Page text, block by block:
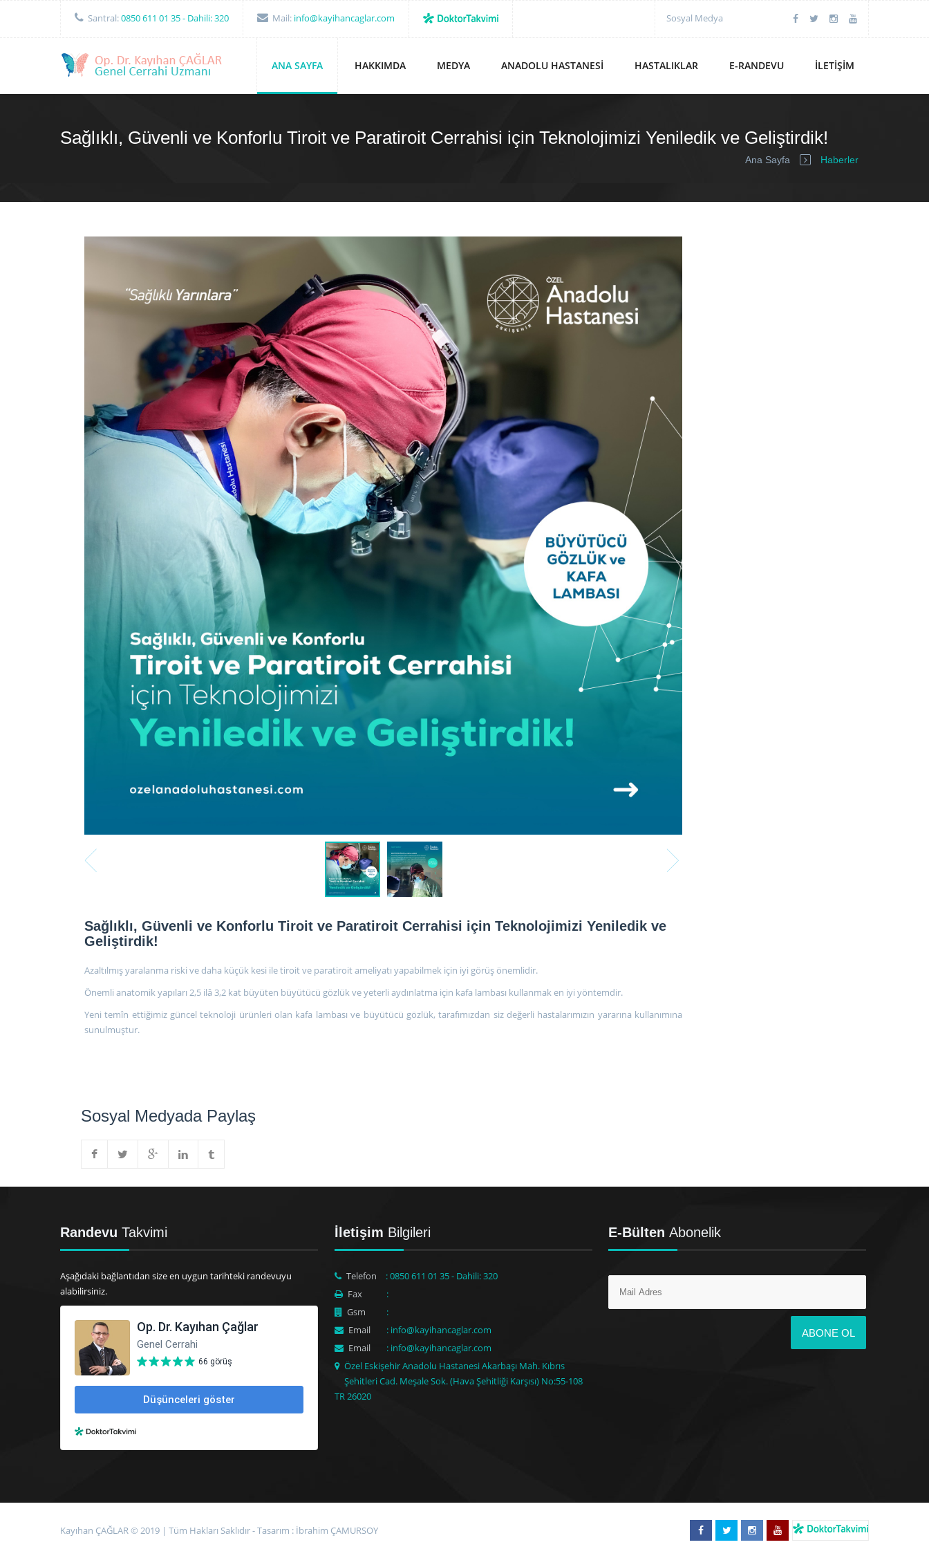
Santral:0850 611 01 35- Dahili: 320 Mail: info@kayihancaglar.com Sosyal Medya
ANA SAYFA HAKKIMDA MEDYA ANADOLU HASTANESI HASTALIKLAR E-RANDEVU İLETIŞIM
Sağlıklı, Güvenli ve Konforlu Tiroit ve Paratiroit Cerrahisi için Teknolojimizi Yeniledik ve Geliştirdik!
Ana Sayfa Haberler
Sağlıklı, Güvenli ve Konforlu Tiroit ve Paratiroit Cerrahisi için Teknolojimizi Yeniledik ve
Geliştirdik!
Azaltılmış yaralanma riski ve daha küçük kesi ile tiroit ve paratiroit ameliyatı yapabilmek için iyi görüş önemlidir.
Önemli anatomik yapıları 2,5 ilâ 3,2 kat büyüten büyütücü gözlük ve yeterli aydınlatma için kafa lambası kullanmak en iyi yöntemdir.
Yeni temîn ettiğimiz güncel teknoloji ürünleri olan kafa lambası ve büyütücü gözlük, tarafımızdan siz değerli hastalarımızın yararına kullanımına
sunulmuştur.
Sosyal Medyada Paylaş
Randevu Takvimi
Aşağıdaki bağlantıdan size en uygun tarihteki randevuyu
alabilirsiniz.
İletişim Bilgileri
Telefon
: 0850 611 01 35 - Dahili: 320
Fax
:
Gsm
:
Email
: info@kayihancaglar.com
Email
: info@kayihancaglar.com
Özel Eskişehir Anadolu Hastanesi Akarbaşı Mah. Kıbrıs
Şehitleri Cad. Meşale Sok. (Hava Şehitliği Karşısı) No:55-108
TR 26020
E-BültenAbonelik
Kayıhan ÇAĞLAR © 2019 | Tüm Hakları Saklıdır - Tasarım : İbrahim ÇAMURSOY